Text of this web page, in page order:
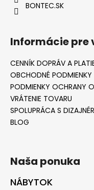
BONTEC.SK
Informácie pre
CENNÍK DOPRÁV A
OBCHODNÉ PODMIENKY
PODMIENKY OCHRANY
VRÁTENIE TOVARU
SPOLUPRÁCA S
BLOG
Naša ponuka
NÁBYTOK